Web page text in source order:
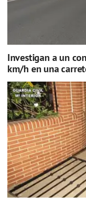
Investigan a un
km/h en una